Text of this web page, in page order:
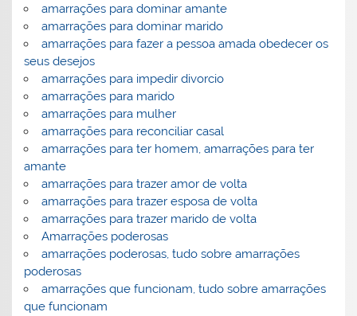
amarrações para dominar amante
amarrações para dominar marido
amarrações para fazer a pessoa amada obedecer os
seus desejos
amarrações para impedir divorcio
amarrações para marido
amarrações para mulher
amarrações para reconciliar casal
amarrações para ter homem, amarrações para ter
amante
amarrações para trazer amor de volta
amarrações para trazer esposa de volta
amarrações para trazer marido de volta
Amarrações poderosas
amarrações poderosas, tudo sobre amarrações
poderosas
amarrações que funcionam, tudo sobre amarrações
que funcionam